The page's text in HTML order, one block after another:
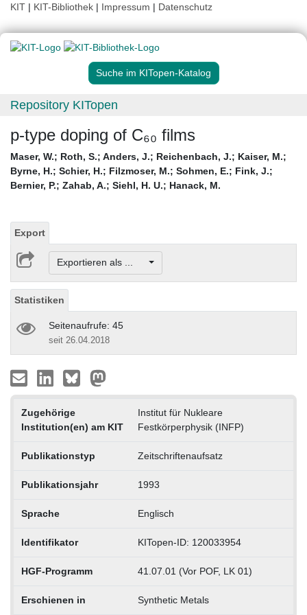
KIT | KIT-Bibliothek | Impressum | Datenschutz
Suche im KITopen-Katalog
Repository KITopen
p-type doping of C₆₀ films
Maser, W.; Roth, S.; Anders, J.; Reichenbach, J.; Kaiser, M.;
Byrne, H.; Schier, H.; Filzmoser, M.; Sohmen, E.; Fink, J.;
Bernier, P.; Zahab, A.; Siehl, H. U.; Hanack, M.
Export
Exportieren als ...
Statistiken
Seitenaufrufe: 45
seit 26.04.2018
Zugehörige
Institution(en) am KIT
Institut für Nukleare
Festkörperphysik (INFP)
Publikationstyp Zeitschriftenaufsatz
Publikationsjahr 1993
Sprache Englisch
Identifikator KITopen-ID: 120033954
HGF-Programm 41.07.01 (Vor POF, LK 01)
Erschienen in Synthetic Metals